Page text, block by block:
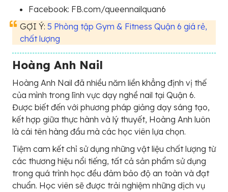
Facebook: FB.com/queennailquan6
GỢI Ý: 5 Phòng tập Gym & Fitness Quận 6 giá rẻ,
chất lượng
Hoàng Anh Nail
Hoàng Anh Nail đã nhiều năm liền khẳng định vị thế
của mình trong lĩnh vực dạy nghề nail tại Quận 6.
Được biết đến với phương pháp giảng dạy sáng tạo,
kết hợp giữa thực hành và lý thuyết, Hoàng Anh luôn
là cái tên hàng đầu mà các học viên lựa chọn.
Tiệm cam kết chỉ sử dụng những vật liệu chất lượng từ
các thương hiệu nổi tiếng, tất cả sản phẩm sử dụng
trong quá trình học đều đảm bảo độ an toàn và đạt
chuẩn. Học viên sẽ được trải nghiệm những dịch vụ